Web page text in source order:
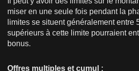
miser en une seule fois pendant la
limites se situent généralement entre
supérieurs à cette limite pourraient
bonus.
Offres multiples et cumul :